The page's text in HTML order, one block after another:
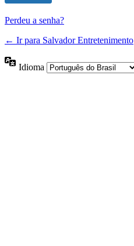
Perdeu a senha?
← Ir para Salvador Entretenimento
Idioma